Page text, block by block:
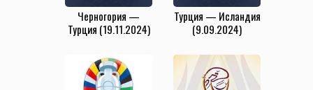
Черногория —
Турция (19.11.2024)
Турция — Исландия
(9.09.2024)